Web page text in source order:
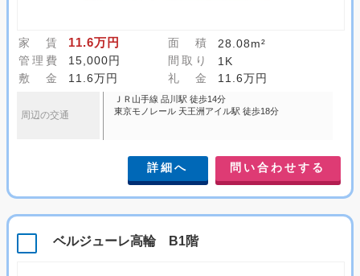
家 賃 11.6万円 面 積
28.08m²
管理費
15,000円 間取り
1K
敷 金
11.6万円 礼 金 11.6万円
周辺の交通
ＪＲ山手線 品川駅 徒歩14分
東京モノレール 天王洲アイル駅 徒歩18分
詳細へ 問い合わせする
ベルジューレ高輪 B1階